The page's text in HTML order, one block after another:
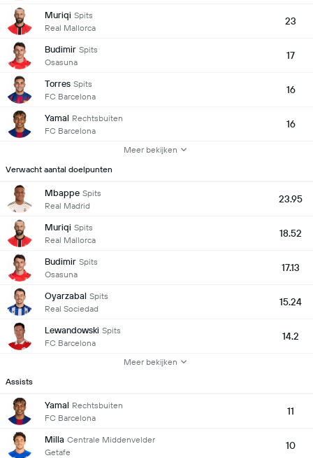
Muriqi Spits
Real Mallorca
23
Budimir Spits
Osasuna
17
Torres Spits
FC Barcelona
16
Yamal Rechtsbuiten
FC Barcelona
16
Meer bekijken
Verwacht aantal doelpunten
Mbappe Spits
Real Madrid
23.95
Muriqi Spits
Real Mallorca
18.52
Budimir Spits
Osasuna
17.13
Oyarzabal Spits
Real Sociedad
15.24
Lewandowski Spits
FC Barcelona
14.2
Meer bekijken
Assists
Yamal Rechtsbuiten
FC Barcelona
11
Milla Centrale Middenvelder
Getafe
10